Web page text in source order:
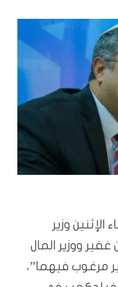
وزير
غفير ووزير المال
مرغوب فيهما”،